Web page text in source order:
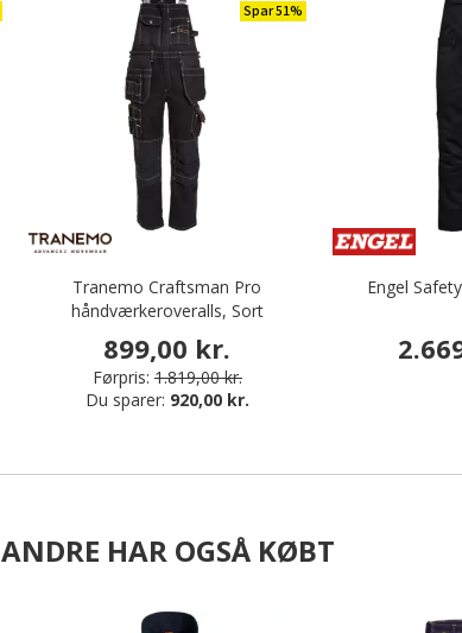
Spar 51%
Tranemo Craftsman Pro
håndværkeroveralls, Sort
899,00 kr.
Førpris: 1.819,00 kr.
Du sparer: 920,00 kr.
Engel
ANDRE HAR OGSÅ KØBT